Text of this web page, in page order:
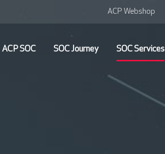
ACP Webshop
ACP SOC SOC Journey SOC Services